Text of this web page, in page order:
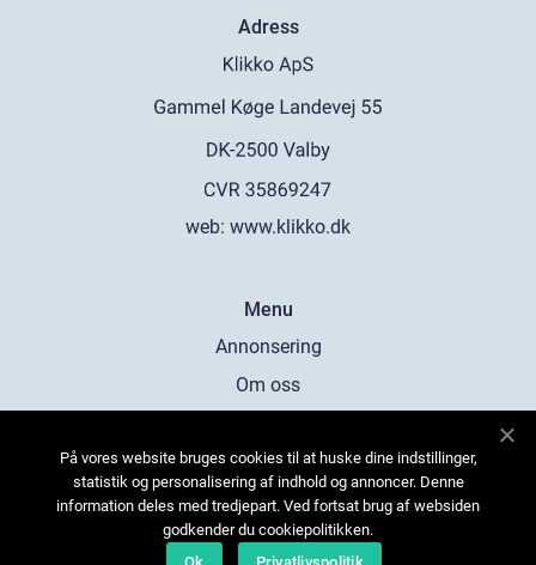
Adress
web: www.klikko.dk
Menu
Annonsering
Om oss
Kontakta oss
Sitemap
På vores website bruges cookies til at huske dine indstillinger,
statistik og personalisering af indhold og annoncer. Denne
information deles med tredjepart. Ved fortsat brug af websiden
godkender du cookiepolitikken.